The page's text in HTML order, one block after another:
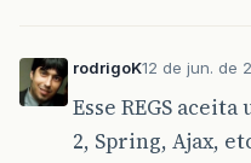
rodrigoK12 de jun. de
Esse REGS
2, Spring, Ajax,